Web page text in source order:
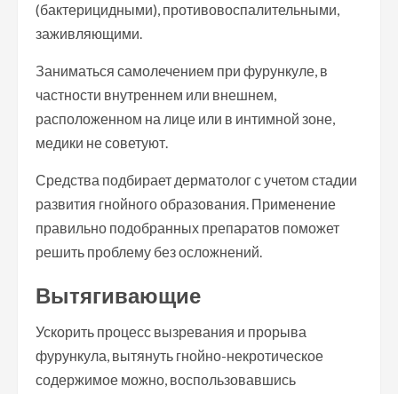
(бактерицидными), противовоспалительными,
заживляющими.
Заниматься самолечением при фурункуле, в
частности внутреннем или внешнем,
расположенном на лице или в интимной зоне,
медики не советуют.
Средства подбирает дерматолог с учетом стадии
развития гнойного образования. Применение
правильно подобранных препаратов поможет
решить проблему без осложнений.
Вытягивающие
Ускорить процесс вызревания и прорыва
фурункула, вытянуть гнойно-некротическое
содержимое можно, воспользовавшись